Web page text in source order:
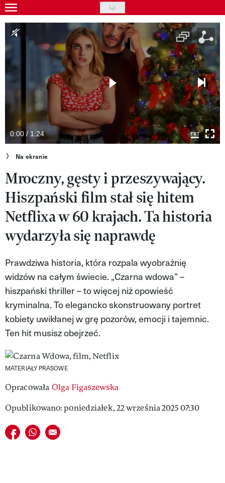
Skip
to
main
content
Wydarzenia
Rozrywka
Na ekranie
Piosenka
VIVA!ART
VIVA!MODA
VIVA!MAN
VIVA!PEOPLE POWER
VIVA!ITAKA
MAGAZYN VIVA!
0:00 / 1:24
Na ekranie
Mroczny, gęsty i przeszywający.
Hiszpański film stał się hitem
Netflixa w 60 krajach. Ta historia
wydarzyła się naprawdę
Prawdziwa historia, która rozpala wyobraźnię
widzów na całym świecie. „Czarna wdowa” –
hiszpański thriller – to więcej niż opowieść
kryminalna. To elegancko skonstruowany portret
kobiety uwikłanej w grę pozorów, emocji i tajemnic.
Ten hit musisz obejrzeć.
MATERIAŁY PRASOWE
Opracowała Olga Figaszewska
Opublikowano: poniedziałek, 22 września 2025 07:30
Udostępnij na facebook
Udostępnij na whatsapp
E-mail do przyjaciela